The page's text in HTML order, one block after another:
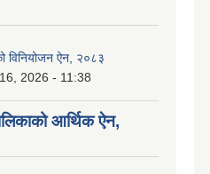
विनियोजन ऐन, २०८३
2026 - 11:38
आर्थिक ऐन,